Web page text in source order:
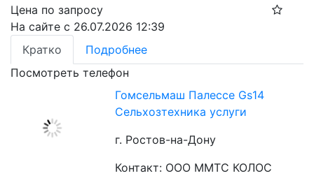
Цена по запросу
На сайте с 26.07.2026 12:39
Кратко
Подробнее
Посмотреть телефон
Гомсельмаш Палессе Gs14
Сельхозтехника услуги
г. Ростов-на-Дону
Контакт: ООО ММТС КОЛОС